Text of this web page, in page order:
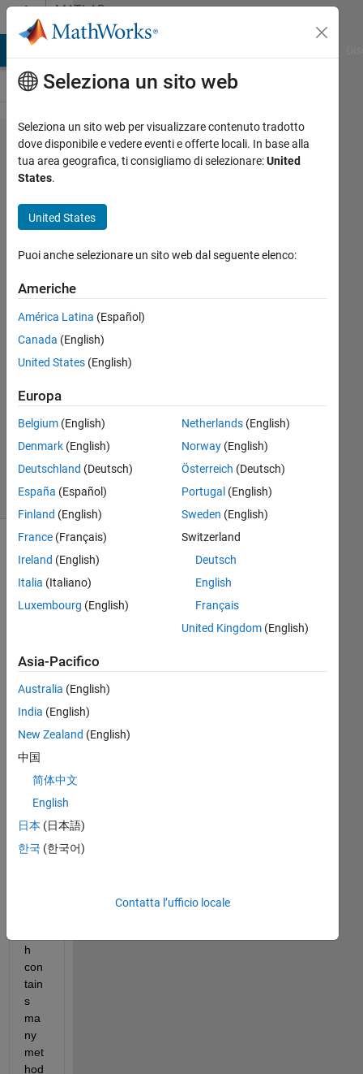
Vai al contenutoMATLAB
Answers
Measure
performance
programmes
Xiaohan
10 Ago
2018
Risposta
Aggiornato
10 Ago
2018
Visualizzazioni
(30 giorni)
Hell
I
e 2
cod
es
eOl
d
h
con
tain
s
ma
ny
met
hod
Seleziona un sito web
Seleziona un sito web per visualizzare contenuto tradotto
dove disponibile e vedere eventi e offerte locali. In base alla
tua area geografica, ti consigliamo di selezionare:United
States.
United States
Puoi anche selezionare un sito web dal seguente elenco:
Americhe
América Latina (Español)
Canada (English)
United States (English)
Europa
Belgium (English)
Denmark (English)
Deutschland (Deutsch)
España (Español)
Finland (English)
France (Français)
Ireland (English)
Italia (Italiano)
Luxembourg (English)
Netherlands(English)
Norway(English)
Österreich (Deutsch)
Portugal (English)
Sweden (English)
Switzerland
Deutsch
English
Français
United Kingdom(English)
Asia-Pacifico
Australia (English)
India (English)
New Zealand (English)
中国
简体中文
English
日本 (日本語)
한국 (한국어)
Contatta l’ufficio locale